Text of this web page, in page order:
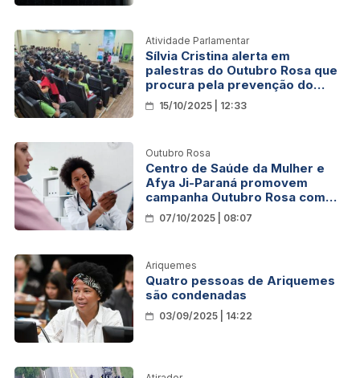
Atividade Parlamentar
Sílvia Cristina alerta em
palestras do Outubro Rosa que
procura pela prevenção do
câncer de mama ainda é baixa
15/10/2025 | 12:33
Outubro Rosa
Centro de Saúde da Mulher e
Afya Ji-Paraná promovem
campanha Outubro Rosa com
atendimentos e ações
educativas
07/10/2025 | 08:07
Ariquemes
Quatro pessoas de Ariquemes
são condenadas
03/09/2025 | 14:22